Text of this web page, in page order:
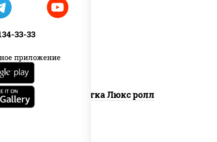
33-33
приложение
креветки, рис, нори, майонез, икра
Креветка Люкс ролл